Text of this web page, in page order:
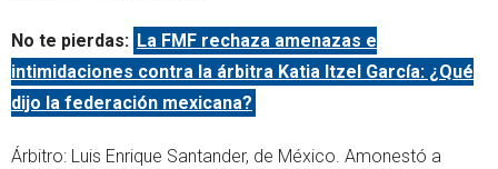
No te pierdas: La FMF rechaza amenazas e
intimidaciones contra la árbitra Katia Itzel García: ¿Qué
dijo la federación mexicana?
Árbitro: Luis Enrique Santander, de México. Amonestó a